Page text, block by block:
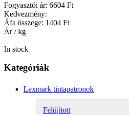
Fogyasztói ár: 6604 Ft
Kedvezmény:
Áfa összege: 1404 Ft
Ár / kg
In stock
Kategóriák
Lexmark tintapatronok
Felújított